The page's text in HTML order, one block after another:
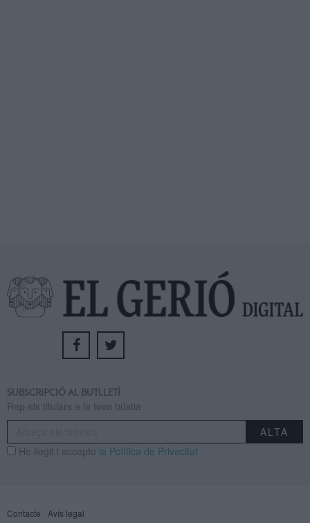
SUBSCRIPCIÓ AL BUTLLETÍ
Rep els titulars a la teva bústia
He llegit i accepto la Política de Privacitat
Contacte Avís legal